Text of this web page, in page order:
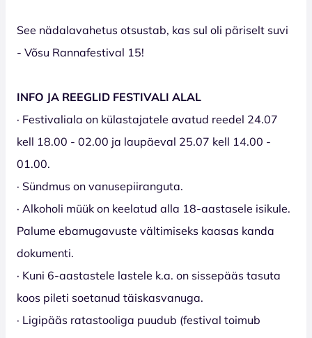
See nädalavahetus otsustab, kas sul oli päriselt suvi
- Võsu Rannafestival 15!
INFO JA REEGLID FESTIVALI ALAL
· Festivaliala on külastajatele avatud reedel 24.07
kell 18.00 - 02.00 ja laupäeval 25.07 kell 14.00 -
01.00.
· Sündmus on vanusepiiranguta.
· Alkoholi müük on keelatud alla 18-aastasele isikule.
Palume ebamugavuste vältimiseks kaasas kanda
dokumenti.
· Kuni 6-aastastele lastele k.a. on sissepääs tasuta
koos pileti soetanud täiskasvanuga.
· Ligipääs ratastooliga puudub (festival toimub